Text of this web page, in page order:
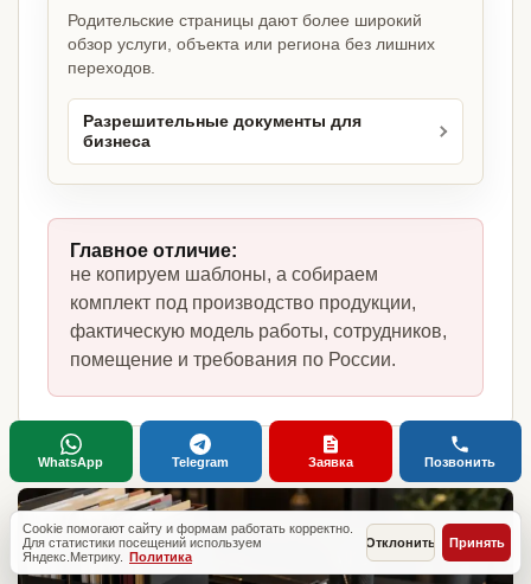
Родительские страницы дают более широкий
обзор услуги, объекта или региона без лишних
переходов.
Разрешительные документы для
бизнеса
Главное отличие:
не копируем шаблоны, а собираем
комплект под производство продукции,
фактическую модель работы, сотрудников,
помещение и требования по России.
Cookie помогают сайту и формам работать корректно.
Для статистики посещений используем
Яндекс.Метрику. Политика
Отклонить Принять
WhatsApp Telegram Заявка Позвонить